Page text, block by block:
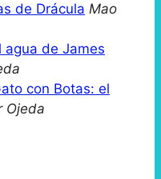
de Drácula Mao
agua de James
con Botas: el
Ojeda